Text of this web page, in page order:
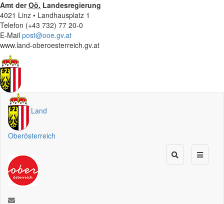
Amt derOö. Landesregierung
4021 Linz • Landhausplatz 1
Telefon (+43 732) 77 20-0
E-Mail post@ooe.gv.at
www.land-oberoesterreich.gv.at
Land
Oberösterreich